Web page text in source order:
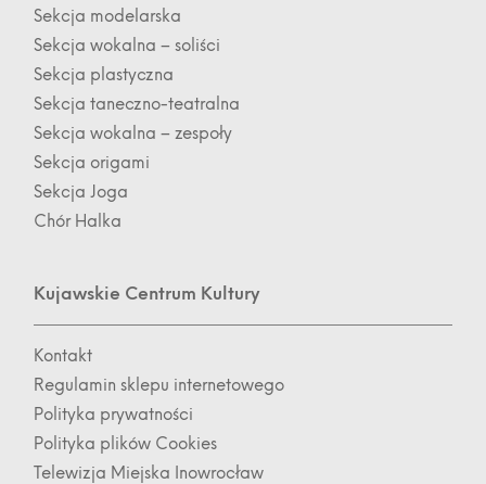
Sekcja modelarska
Sekcja wokalna – soliści
Sekcja plastyczna
Sekcja taneczno-teatralna
Sekcja wokalna – zespoły
Sekcja origami
Sekcja Joga
Chór Halka
Kujawskie Centrum Kultury
Kontakt
Regulamin sklepu internetowego
Polityka prywatności
Polityka plików Cookies
Telewizja Miejska Inowrocław